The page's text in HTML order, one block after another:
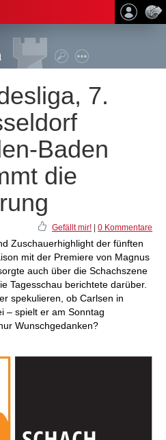
7.
Baden
die
Gefällt mir! 0 Kommentare
Zuschauerhighlight der fünften
mit der Premiere von Magnus
auch über die Schachszene
Tagesschau berichtete darüber.
spekulieren, ob Carlsen in
– spielt er am Sonntag
Wunschgedanken?